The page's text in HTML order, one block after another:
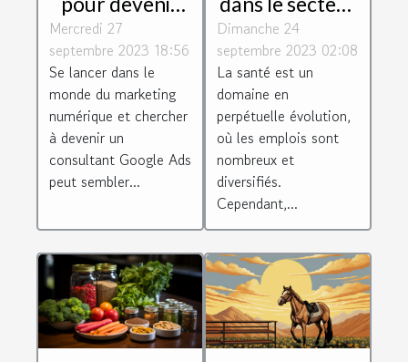
consultant
Google Ads
Mercredi 27
septembre 2023 18:56
Se lancer dans le
monde du marketing
numérique et chercher
à devenir un
consultant Google Ads
peut sembler...
de la santé :
perspectives et
défis
Dimanche 24
septembre 2023 02:08
La santé est un
domaine en
perpétuelle évolution,
où les emplois sont
nombreux et
diversifiés.
Cependant,...